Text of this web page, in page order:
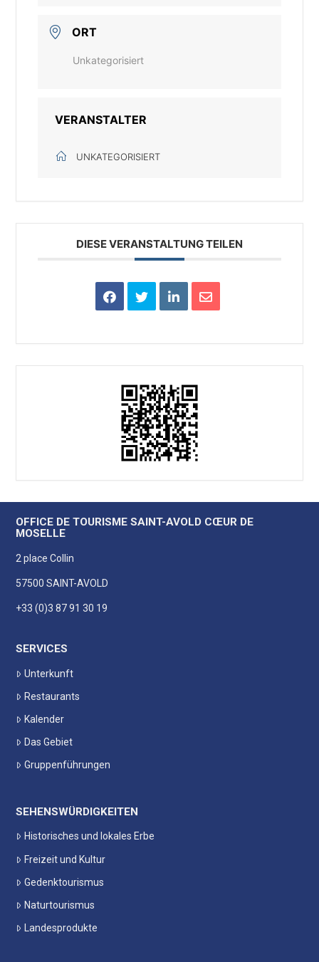
ORT
Unkategorisiert
VERANSTALTER
UNKATEGORISIERT
DIESE VERANSTALTUNG TEILEN
OFFICE DE TOURISME SAINT-AVOLD CŒUR DE
MOSELLE
2 place Collin
57500 SAINT-AVOLD
+33 (0)3 87 91 30 19
SERVICES
Unterkunft
Restaurants
Kalender
Das Gebiet
Gruppenführungen
SEHENSWÜRDIGKEITEN
Historisches und lokales Erbe
Freizeit und Kultur
Gedenktourismus
Naturtourismus
Landesprodukte